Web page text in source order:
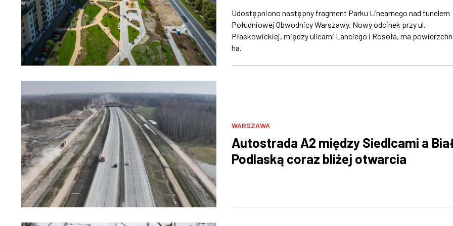
Udostępniono następny fragment Parku Linearnego nad tunelem
Południowej Obwodnicy Warszawy. Nowy odcinek przy ul.
Płaskowickiej, między ulicami Lanciego i Rosoła, ma
ha.
WARSZAWA
Autostrada A2 między Siedlcami a
Podlaską coraz bliżej otwarcia